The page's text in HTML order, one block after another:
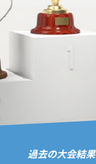
過去の大会結果